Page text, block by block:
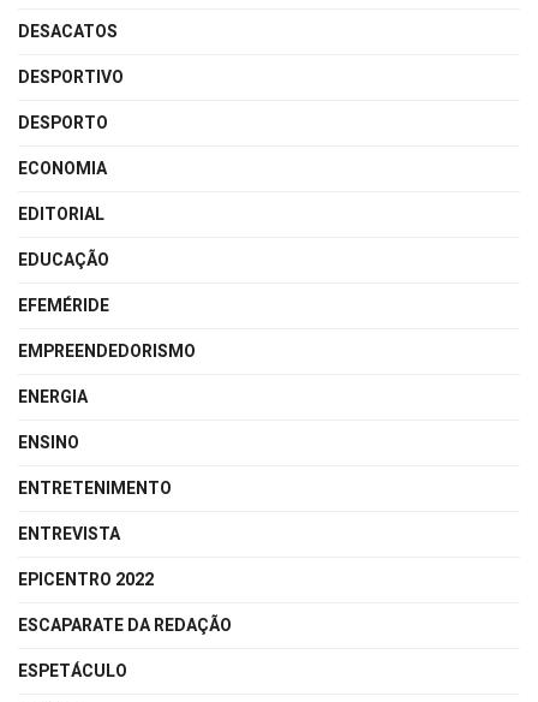
DESACATOS
DESPORTIVO
DESPORTO
ECONOMIA
EDITORIAL
EDUCAÇÃO
EFEMÉRIDE
EMPREENDEDORISMO
ENERGIA
ENSINO
ENTRETENIMENTO
ENTREVISTA
EPICENTRO 2022
ESCAPARATE DA REDAÇÃO
ESPETÁCULO